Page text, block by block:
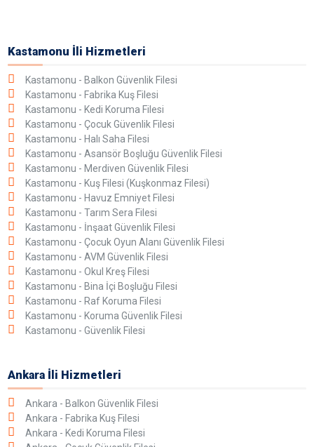
Kastamonu İli Hizmetleri
Kastamonu - Balkon Güvenlik Filesi
Kastamonu - Fabrika Kuş Filesi
Kastamonu - Kedi Koruma Filesi
Kastamonu - Çocuk Güvenlik Filesi
Kastamonu - Halı Saha Filesi
Kastamonu - Asansör Boşluğu Güvenlik Filesi
Kastamonu - Merdiven Güvenlik Filesi
Kastamonu - Kuş Filesi (Kuşkonmaz Filesi)
Kastamonu - Havuz Emniyet Filesi
Kastamonu - Tarım Sera Filesi
Kastamonu - İnşaat Güvenlik Filesi
Kastamonu - Çocuk Oyun Alanı Güvenlik Filesi
Kastamonu - AVM Güvenlik Filesi
Kastamonu - Okul Kreş Filesi
Kastamonu - Bina İçi Boşluğu Filesi
Kastamonu - Raf Koruma Filesi
Kastamonu - Koruma Güvenlik Filesi
Kastamonu - Güvenlik Filesi
Ankara İli Hizmetleri
Ankara - Balkon Güvenlik Filesi
Ankara - Fabrika Kuş Filesi
Ankara - Kedi Koruma Filesi